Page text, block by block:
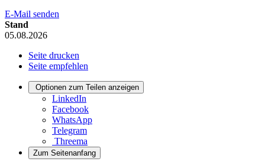
E-Mail senden
Stand
05.08.2026
Seite drucken
Seite empfehlen
Optionen zum Teilen anzeigen
LinkedIn
Facebook
WhatsApp
Telegram
Threema
Zum Seitenanfang